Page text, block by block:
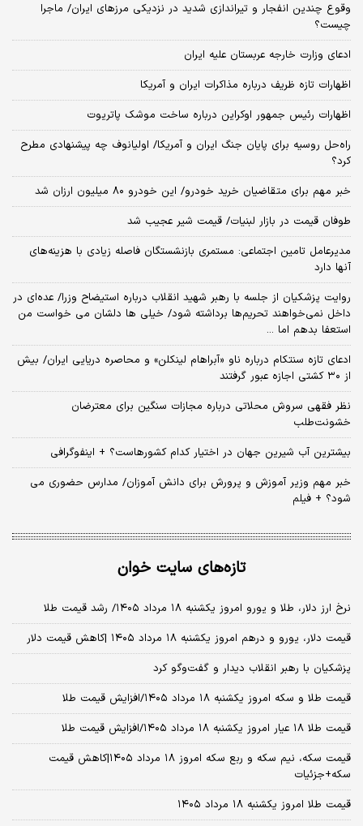
وقوع چندین انفجار و تیراندازی شدید در نزدیکی مرز‌های ایران/ ماجرا
چیست؟
ادعای وزارت خارجه عربستان علیه ایران
اظهارات تازه ظریف درباره مذاکرات ایران و آمریکا
اظهارات رئیس جمهور اوکراین درباره ساخت موشک پاتریوت
راه‌حل روسیه برای پایان جنگ ایران و آمریکا/ اولیانوف چه پیشنهادی مطرح
کرد؟
خبر مهم برای متقاضیان خرید خودرو/ این خودرو ۸۰ میلیون ارزان شد
طوفان قیمت در بازار لبنیات/ قیمت شیر عجیب شد
مدیرعامل تامین اجتماعی: مستمری بازنشستگان فاصله زیادی با هزینه‌های
آنها دارد
روایت پزشکیان از جلسه با رهبر شهید انقلاب درباره استیضاح وزرا/ عده‌ای در
داخل نمی‌خواهند تحریم‌ها برداشته شود/ خیلی ها دلشان می خواست من
استعفا بدهم اما ...
ادعای تازه سنتکام درباره ناو «آبراهام لینکلن» و محاصره دریایی ایران/ بیش
از ۳۰ کشتی اجازه عبور گرفتند
نظر فقهی سروش محلاتی درباره مجازات سنگین برای معترضان
خشونت‌طلب
بیشترین آب شیرین جهان در اختیار کدام کشورهاست؟ + اینفوگرافی
خبر مهم وزیر آموزش و پرورش برای دانش آموزان/ مدارس حضوری می
شود؟ + فیلم
تازه‌های سایت خوان
نرخ ارز دلار، طلا و یورو امروز یکشنبه ۱۸ مرداد ۱۴۰۵/ رشد قیمت طلا
قیمت دلار، یورو و درهم امروز یکشنبه ۱۸ مرداد ۱۴۰۵ |کاهش قیمت دلار
پزشکیان با رهبر انقلاب دیدار و گفت‌وگو کرد
قیمت طلا و سکه امروز یکشنبه ۱۸ مرداد ۱۴۰۵/افزایش قیمت طلا
قیمت طلا ۱۸ عیار امروز یکشنبه ۱۸ مرداد ۱۴۰۵/افزایش قیمت طلا
قیمت سکه، نیم سکه و ربع سکه امروز ۱۸ مرداد ۱۴۰۵|کاهش قیمت
سکه+جزئیات
قیمت طلا امروز یکشنبه ۱۸ مرداد ۱۴۰۵